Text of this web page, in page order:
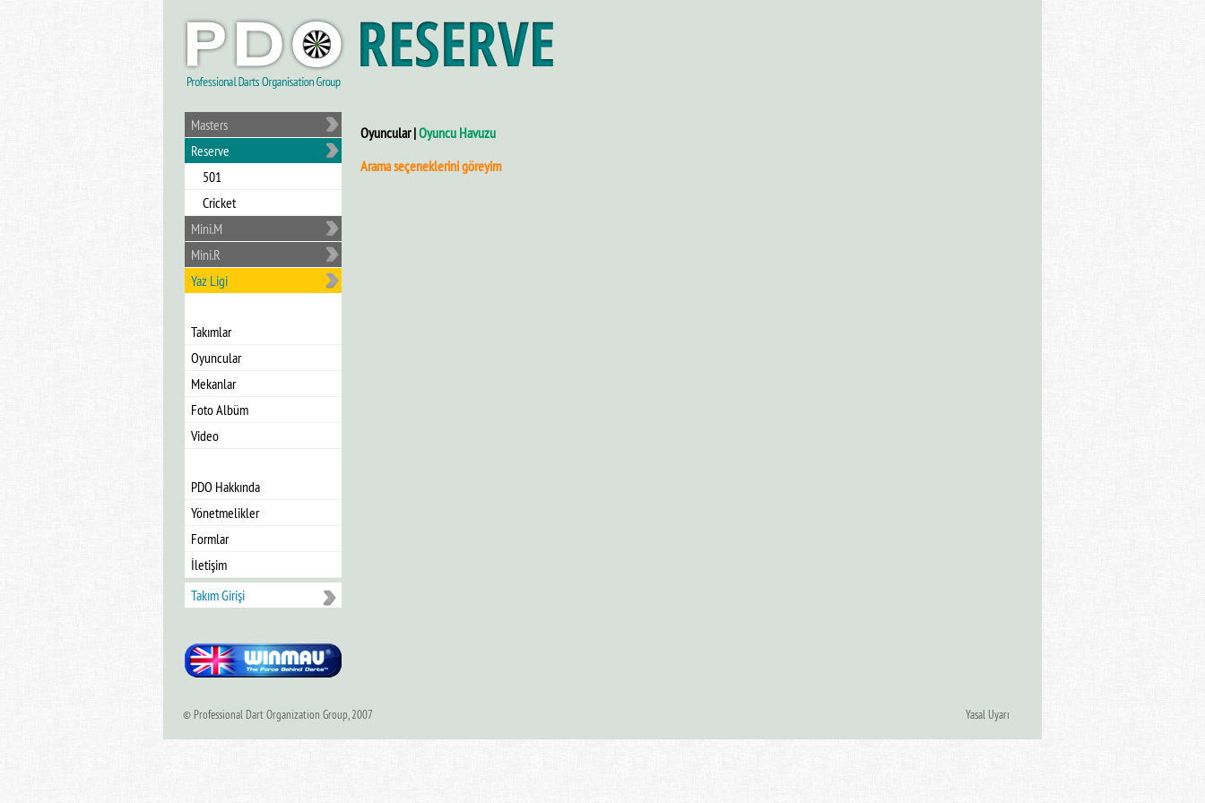
Masters
Reserve
501
Cricket
Mini.M
Mini.R
Yaz Ligi
Takımlar
Oyuncular
Mekanlar
Foto Albüm
Video
PDO Hakkında
Yönetmelikler
Formlar
İletişim
Takım Girişi
Oyuncular |Oyuncu Havuzu
Arama seçeneklerini göreyim
© Professional Dart Organization Group, 2007 Yasal Uyarı